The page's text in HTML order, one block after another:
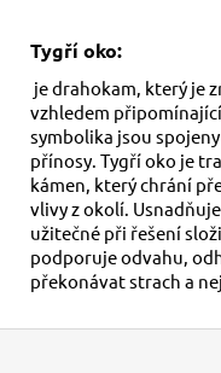
Tygří oko:
je drahokam, který je
vzhledem
symbolika jsou
přínosy. Tygří oko je
kámen, který chrání
vlivy z okolí.
užitečné při řešení
podporuje odvahu,
překonávat strach a